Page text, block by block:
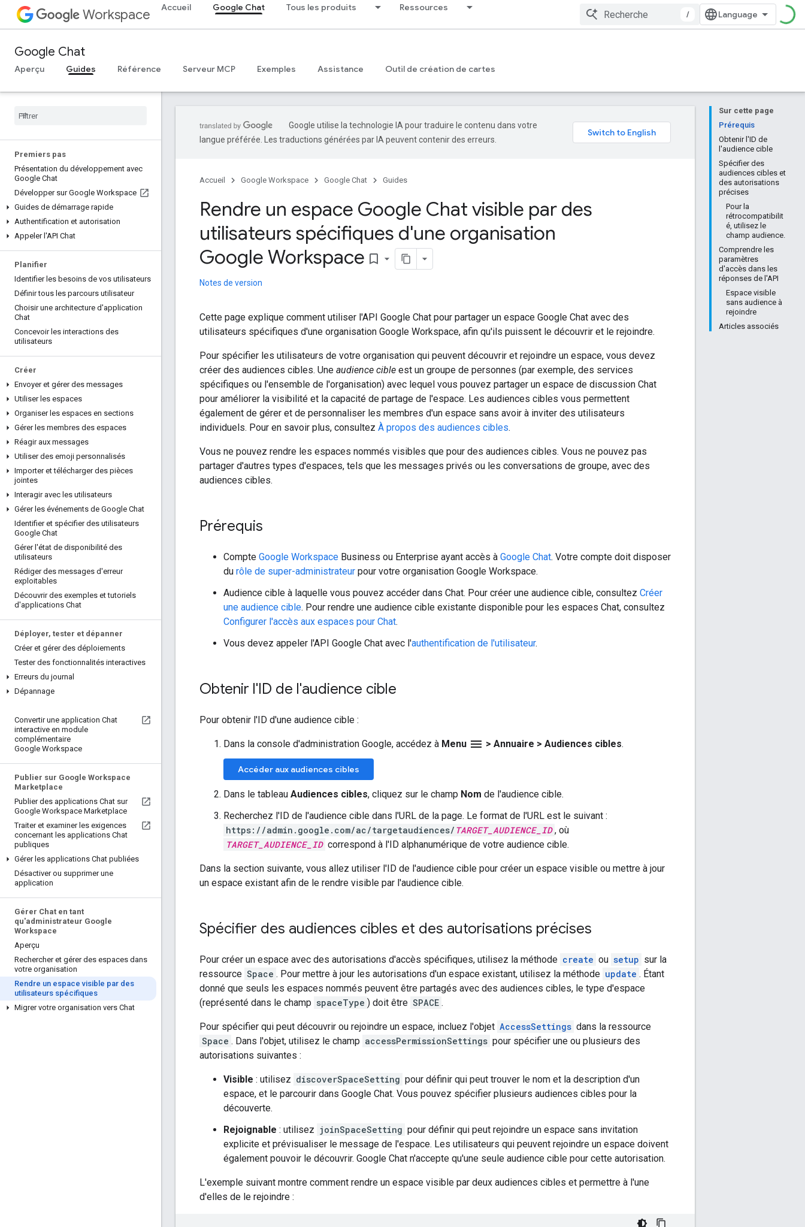
Workspace Accueil Google Chat Tous les produits Ressources
/
Google Chat
Aperçu Guides Référence Serveur MCP Exemples Assistance Outil de création de cartes
Premiers pas
Présentation du développement avec
Google Chat
Développer sur Google Workspace
Guides de démarrage rapide
Authentification et autorisation
Appeler l'API Chat
Planifier
Identifier les besoins de vos utilisateurs
Définir tous les parcours utilisateur
Choisir une architecture d'application
Chat
Concevoir les interactions des
utilisateurs
Créer
Envoyer et gérer des messages
Utiliser les espaces
Organiser les espaces en sections
Gérer les membres des espaces
Réagir aux messages
Utiliser des emoji personnalisés
Importer et télécharger des pièces
jointes
Interagir avec les utilisateurs
Gérer les événements de Google Chat
Identifier et spécifier des utilisateurs
Google Chat
Gérer l'état de disponibilité des
utilisateurs
Rédiger des messages d'erreur
exploitables
Découvrir des exemples et tutoriels
d'applications Chat
Déployer, tester et dépanner
Créer et gérer des déploiements
Tester des fonctionnalités interactives
Erreurs du journal
Dépannage
Convertir une application Chat
interactive en module
complémentaire
Google Workspace
Publier sur Google Workspace
Marketplace
Publier des applications Chat sur
Google Workspace Marketplace
Traiter et examiner les exigences
concernant les applications Chat
publiques
Gérer les applications Chat publiées
Désactiver ou supprimer une
application
Gérer Chat en tant
qu'administrateur Google
Workspace
Aperçu
Rechercher et gérer des espaces dans
votre organisation
Rendre un espace visible par des
utilisateurs spécifiques
Migrer votre organisation vers Chat
Sur cette page
Prérequis
Obtenir l'ID de
l'audience cible
Spécifier des
audiences cibles et
des autorisations
précises
Pour la
rétrocompatibilit
é, utilisez le
champ audience.
Comprendre les
paramètres
d'accès dans les
réponses de l'API
Espace visible
sans audience à
rejoindre
Articles associés
Google utilise la technologie IA pour traduire le contenu dans votre
langue préférée. Les traductions générées par IA peuvent contenir des erreurs.
Accueil Google Workspace Google Chat Guides
Rendre un espace Google Chat visible par des
utilisateurs spécifiques d'une organisation
Google Workspace bookmark_border
Notes de version
Cette page explique comment utiliser l'API Google Chat pour partager un espace Google Chat avec des
utilisateurs spécifiques d'une organisation Google Workspace, afin qu'ils puissent le découvrir et le rejoindre.
Pour spécifier les utilisateurs de votre organisation qui peuvent découvrir et rejoindre un espace, vous devez
créer des audiences cibles. Une audience cible est un groupe de personnes (par exemple, des services
spécifiques ou l'ensemble de l'organisation) avec lequel vous pouvez partager un espace de discussion Chat
pour améliorer la visibilité et la capacité de partage de l'espace. Les audiences cibles vous permettent
également de gérer et de personnaliser les membres d'un espace sans avoir à inviter des utilisateurs
individuels. Pour en savoir plus, consultez À propos des audiences cibles.
Vous ne pouvez rendre les espaces nommés visibles que pour des audiences cibles. Vous ne pouvez pas
partager d'autres types d'espaces, tels que les messages privés ou les conversations de groupe, avec des
audiences cibles.
Prérequis
Compte Google Workspace Business ou Enterprise ayant accès à Google Chat. Votre compte doit disposer
du rôle de super-administrateur pour votre organisation Google Workspace.
Audience cible à laquelle vous pouvez accéder dans Chat. Pour créer une audience cible, consultez Créer
une audience cible. Pour rendre une audience cible existante disponible pour les espaces Chat, consultez
Configurer l'accès aux espaces pour Chat.
Vous devez appeler l'API Google Chat avec l'authentification de l'utilisateur.
Obtenir l'ID de l'audience cible
Pour obtenir l'ID d'une audience cible :
Dans la console d'administration Google, accédez à Menu menu > Annuaire > Audiences cibles.
Accéder aux audiences cibles
Dans le tableau Audiences cibles, cliquez sur le champ Nom de l'audience cible.
Recherchez l'ID de l'audience cible dans l'URL de la page. Le format de l'URL est le suivant :
https://admin.google.com/ac/targetaudiences/ TARGET_AUDIENCE_ID , où
TARGET_AUDIENCE_ID correspond à l'ID alphanumérique de votre audience cible.
Dans la section suivante, vous allez utiliser l'ID de l'audience cible pour créer un espace visible ou mettre à jour
un espace existant afin de le rendre visible par l'audience cible.
Spécifier des audiences cibles et des autorisations précises
Pour créer un espace avec des autorisations d'accès spécifiques, utilisez la méthode create ou setup sur la
ressource Space . Pour mettre à jour les autorisations d'un espace existant, utilisez la méthode update . Étant
donné que seuls les espaces nommés peuvent être partagés avec des audiences cibles, le type d'espace
(représenté dans le champ spaceType ) doit être SPACE .
Pour spécifier qui peut découvrir ou rejoindre un espace, incluez l'objet AccessSettings dans la ressource
Space . Dans l'objet, utilisez le champ accessPermissionSettings pour spécifier une ou plusieurs des
autorisations suivantes :
Visible : utilisez discoverSpaceSetting pour définir qui peut trouver le nom et la description d'un
espace, et le parcourir dans Google Chat. Vous pouvez spécifier plusieurs audiences cibles pour la
découverte.
Rejoignable : utilisez joinSpaceSetting pour définir qui peut rejoindre un espace sans invitation
explicite et prévisualiser le message de l'espace. Les utilisateurs qui peuvent rejoindre un espace doivent
également pouvoir le découvrir. Google Chat n'accepte qu'une seule audience cible pour cette autorisation.
L'exemple suivant montre comment rendre un espace visible par deux audiences cibles et permettre à l'une
d'elles de le rejoindre :